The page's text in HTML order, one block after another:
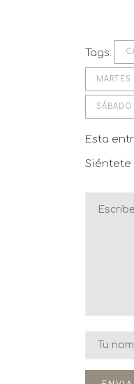
Tags:
MARTES
SÁBADO
Esta
Siéntete